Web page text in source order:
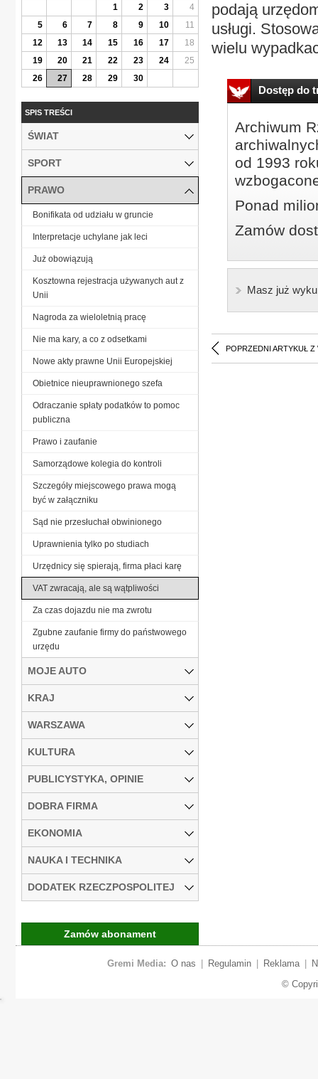
podają
usługi.
wielu
Dostęp do
Archiwum
od 1993
Ponad
Zamów
Masz już
POPRZEDNI ARTYKUŁ Z
1
2 3
4
5
6 7 8 9 10
11
12
13 14 15 16 17
18
19
20 21 22 23 24
25
26
27 28 29 30
SPIS TREŚCI
ŚWIAT
SPORT
PRAWO
Bonifikata od udziału w gruncie
Interpretacje uchylane jak leci
Już obowiązują
Kosztowna rejestracja używanych aut z
Unii
Nagroda za wieloletnią pracę
Nie ma kary, a co z odsetkami
Nowe akty prawne Unii Europejskiej
Obietnice nieuprawnionego szefa
Odraczanie spłaty podatków to pomoc
publiczna
Prawo i zaufanie
Samorządowe kolegia do kontroli
Szczegóły miejscowego prawa mogą
być w załączniku
Sąd nie przesłuchał obwinionego
Uprawnienia tylko po studiach
Urzędnicy się spierają, firma płaci karę
VAT zwracają, ale są wątpliwości
Za czas dojazdu nie ma zwrotu
Zgubne zaufanie firmy do państwowego
urzędu
MOJE AUTO
KRAJ
WARSZAWA
KULTURA
PUBLICYSTYKA, OPINIE
DOBRA FIRMA
EKONOMIA
NAUKA I TECHNIKA
DODATEK RZECZPOSPOLITEJ
Zamów abonament
Gremi Media: O nas Regulamin Reklama
©